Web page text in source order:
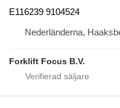
E116239 9104524
Nederländerna,
Forklift Focus B.V.